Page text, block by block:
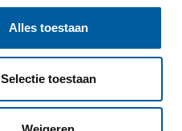
Alles toestaan
Selectie toestaan